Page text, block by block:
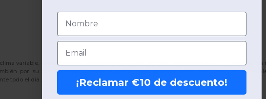
variable, una cazadora cortavientos
es una prenda imprescindible en su armario.
por su funcionalidad técnica superior. Estas prendas están fabricadas en
todo el día.
Nombre
Email
¡Reclamar €10 de descuento!